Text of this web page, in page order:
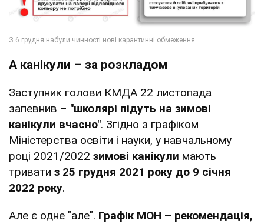
А канікули – за розкладом
Заступник голови КМДА 22 листопада
запевнив – "школярі підуть на зимові
канікули вчасно". Згідно з графіком
Міністерства освіти і науки, у навчальному
році 2021/2022 зимові канікули мають
тривати з 25 грудня 2021 року до 9 січня
2022 року.
Але є одне "але". Графік МОН – рекомендація,